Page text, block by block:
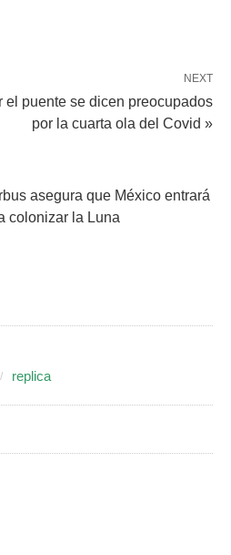
NEXT
el puente se dicen preocupados
por la cuarta ola del Covid »
asegura que México entrará
colonizar la Luna
replica